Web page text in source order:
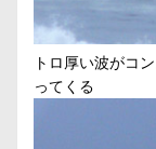
トロ厚い波がコ
ってくる